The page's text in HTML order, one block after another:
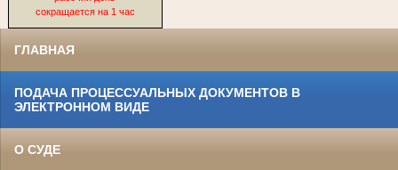
сокращается на 1 час
ГЛАВНАЯ
ПОДАЧА ПРОЦЕССУАЛЬНЫХ ДОКУМЕНТОВ В
ЭЛЕКТРОННОМ ВИДЕ
О СУДЕ